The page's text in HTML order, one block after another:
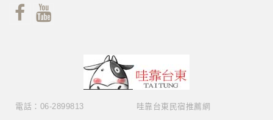
哇靠台東民宿推薦網
電話：06-2899813